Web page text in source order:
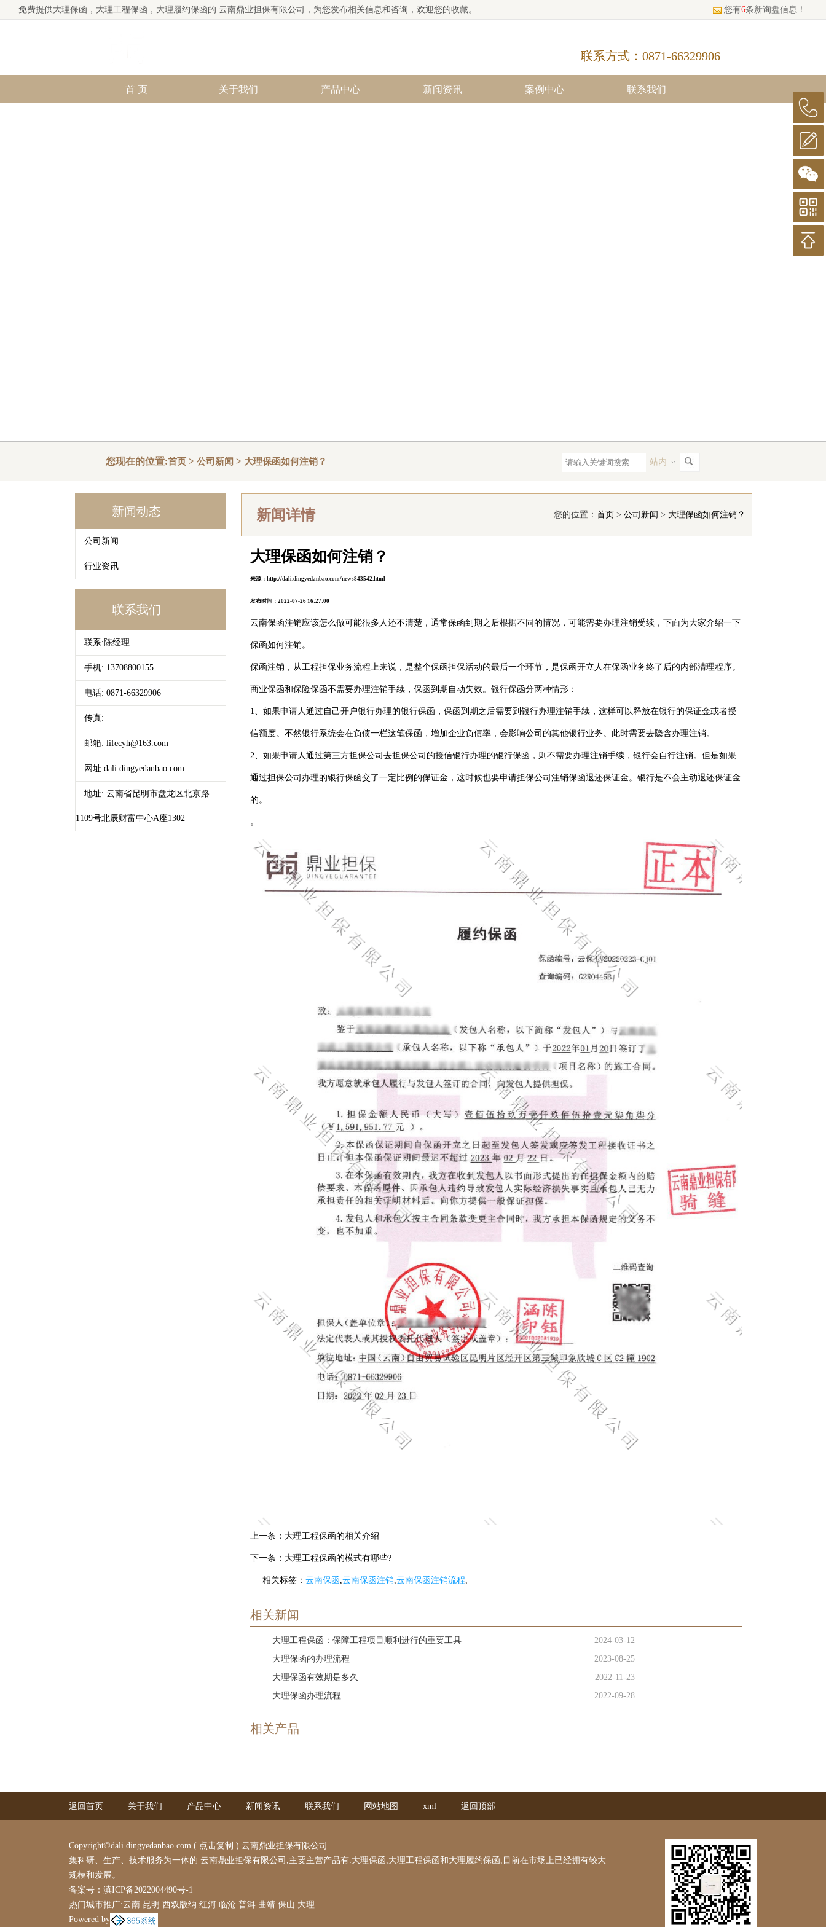
免费提供大理保函 ，大理工程保函，大理履约保函的 云南鼎业担保有限公司，为您发布相关信息和咨询，欢迎您的收藏。 您有6条新询盘信息！
联系方式：0871-66329906
首 页 关于我们 产品中心 新闻资讯 案例中心 联系我们
您现在的位置:首页 > 公司新闻 > 大理保函如何注销？ 站内
新闻动态
公司新闻
行业资讯
联系我们
联系:陈经理
手机: 13708800155
电话: 0871-66329906
传真:
邮箱: lifecyh@163.com
网址:dali.dingyedanbao.com
地址: 云南省昆明市盘龙区北京路
1109号北辰财富中心A座1302
新闻详情 您的位置： 首页 > 公司新闻 > 大理保函如何注销？
大理保函如何注销？
来源：http://dali.dingyedanbao.com/news843542.html
发布时间：2022-07-26 16:27:00
云南保函注销应该怎么做可能很多人还不清楚，通常保函到期之后根据不同的情况，可能需要办理注销受续，下面为大家介绍一下
保函如何注销。
保函注销，从工程担保业务流程上来说，是整个保函担保活动的最后一个环节，是保函开立人在保函业务终了后的内部清理程序。
商业保函和保险保函不需要办理注销手续，保函到期自动失效。银行保函分两种情形：
1、如果申请人通过自己开户银行办理的银行保函，保函到期之后需要到银行办理注销手续，这样可以释放在银行的保证金或者授
信额度。不然银行系统会在负债一栏这笔保函，增加企业负债率，会影响公司的其他银行业务。此时需要去隐含办理注销。
2、如果申请人通过第三方担保公司去担保公司的授信银行办理的银行保函，则不需要办理注销手续，银行会自行注销。但是如果
通过担保公司办理的银行保函交了一定比例的保证金，这时候也要申请担保公司注销保函退还保证金。银行是不会主动退还保证金
的。
。
上一条： 大理工程保函的相关介绍
下一条： 大理工程保函的模式有哪些?
相关标签： 云南保函,云南保函注销,云南保函注销流程,
相关新闻
大理工程保函：保障工程项目顺利进行的重要工具
2024-03-12
大理保函的办理流程
2023-08-25
大理保函有效期是多久
2022-11-23
大理保函办理流程
2022-09-28
相关产品
返回首页 关于我们 产品中心 新闻资讯 联系我们 网站地图 xml 返回顶部
Copyright©dali.dingyedanbao.com ( 点击复制 ) 云南鼎业担保有限公司
集科研、生产、技术服务为一体的 云南鼎业担保有限公司,主要主营产品有:大理保函,大理工程保函和大理履约保函,目前在市场上已经拥有较大
规模和发展。
备案号： 滇ICP备2022004490号-1
热门城市推广:云南 昆明 西双版纳 红河 临沧 普洱 曲靖 保山 大理
Powered by